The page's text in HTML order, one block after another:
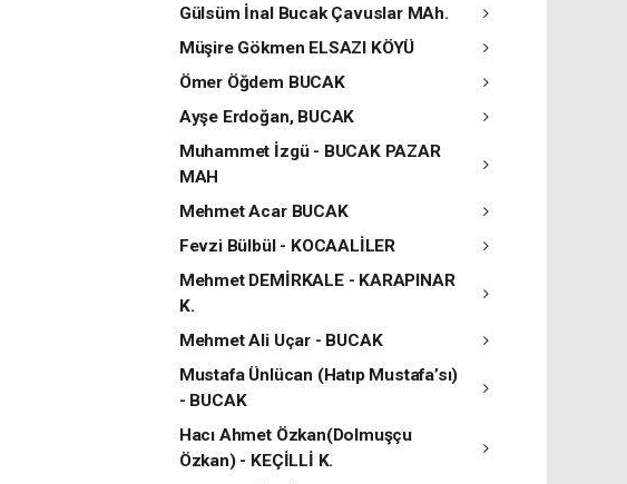
Gülsüm İnal Bucak Çavuslar MAh.
Müşire Gökmen ELSAZI KÖYÜ
Ömer Öğdem BUCAK
Ayşe Erdoğan, BUCAK
Muhammet İzgü - BUCAK PAZAR
MAH
Mehmet Acar BUCAK
Fevzi Bülbül - KOCAALİLER
Mehmet DEMİRKALE - KARAPINAR
K.
Mehmet Ali Uçar - BUCAK
Mustafa Ünlücan (Hatıp Mustafa’sı)
- BUCAK
Hacı Ahmet Özkan(Dolmuşçu
Özkan) - KEÇİLLİ K.